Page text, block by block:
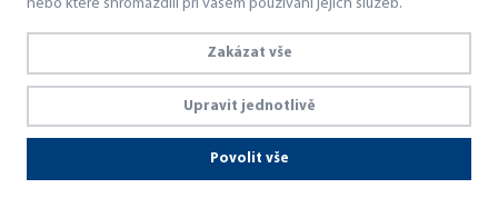
9.5. Povinnost mlčenlivosti smluvních stran se nevztahuje na:
9.5.1. skutečnost, že byla uzavřena Smlouva,
9.5.2. podmínky pro poskytování Služby,
9.5.3. informace, které se stanou veřejně dostupnými bez
nebo které shromáždili při vašem používání jejich služeb.
Zakázat vše
Upravit jednotlivě
Povolit vše